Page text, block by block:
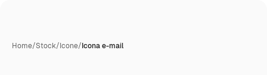
Home/Stock/Icone/Icona e-mail